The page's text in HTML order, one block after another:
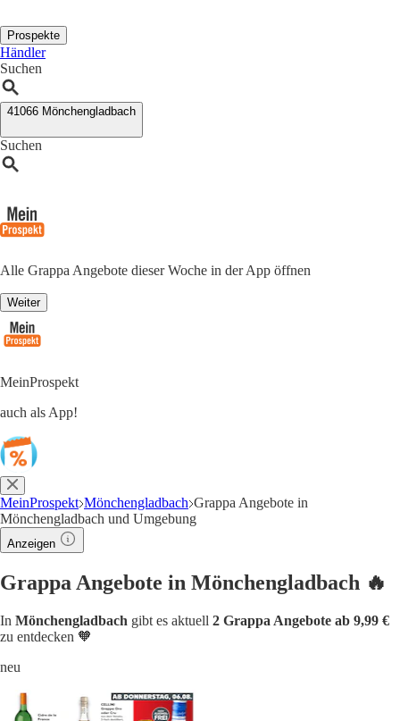
Prospekte
Händler
Suchen
41066 Mönchengladbach
Suchen
Alle Grappa Angebote dieser Woche in der App öffnen
Weiter
MeinProspekt
auch als App!
MeinProspekt Mönchengladbach Grappa Angebote in
Mönchengladbach und Umgebung
Anzeigen
Grappa Angebote in Mönchengladbach 🔥
In Mönchengladbach gibt es aktuell 2 Grappa Angebote ab 9,99 €
zu entdecken 🧡
neu